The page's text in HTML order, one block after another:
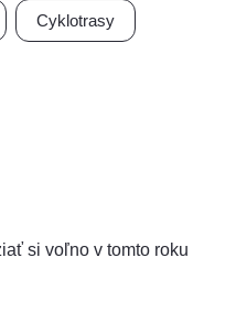
Cyklotrasy
si voľno v tomto roku